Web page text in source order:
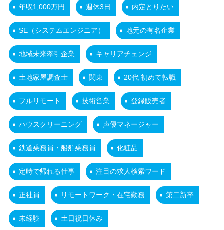
年収1,000万円 週休3日 内定とりたい
SE（システムエンジニア） 地元の有名企業
地域未来牽引企業 キャリアチェンジ
土地家屋調査士 関東 20代 初めて転職
フルリモート 技術営業 登録販売者
ハウスクリーニング 声優マネージャー
鉄道乗務員・船舶乗務員 化粧品
定時で帰れる仕事 注目の求人検索ワード
正社員 リモートワーク・在宅勤務 第二新卒
未経験 土日祝日休み